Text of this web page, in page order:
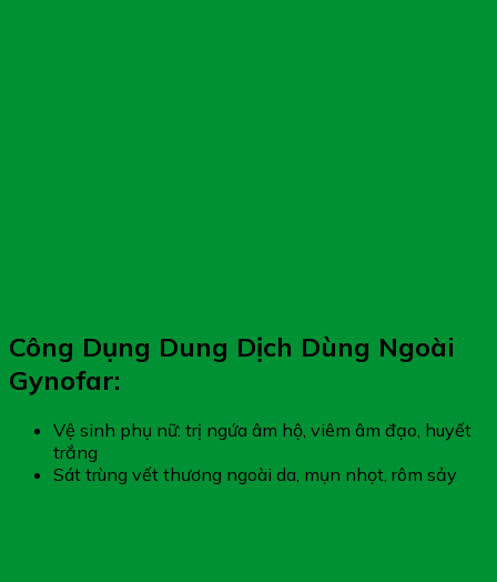
Công Dụng Dung Dịch Dùng Ngoài
Gynofar:
Vệ sinh phụ nữ: trị ngứa âm hộ, viêm âm đạo, huyết
trắng
Sát trùng vết thương ngoài da, mụn nhọt, rôm sảy